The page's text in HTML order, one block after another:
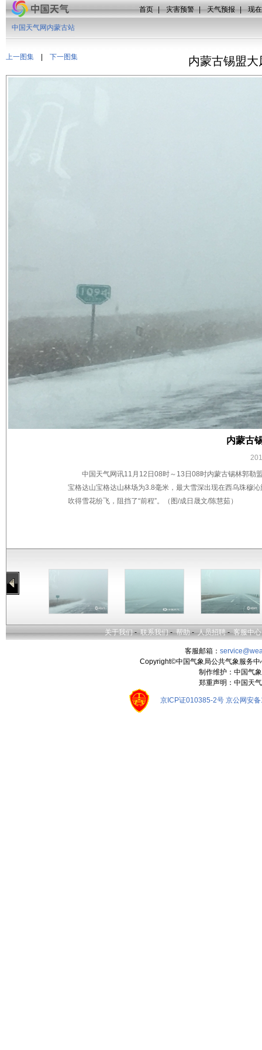
首页 | 灾害预警 | 天气预报 | 现
上一图集 下一图集
中国天气网内蒙古站
内蒙古锡盟大
内蒙古
中国天气网讯11月12日08时～13日08时内蒙古锡林郭勒
宝格达山宝格达山林场为3.8毫米，最大雪深出现在西乌珠穆
吹得雪花纷飞，阻挡了“前程”。（图/成日晟文/陈慧茹）
关于我们 - 联系我们 - 帮助 - 人员招聘 - 客服中心
客服邮箱：
Copyright©中国气象局公共气象服务
制作维护：中国气
郑重声明：中国天
京ICP证010385-2号 京公网安